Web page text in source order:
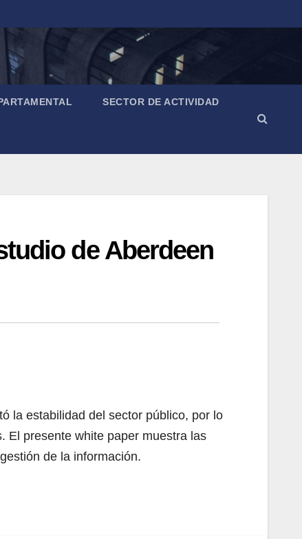
SECTOR DE ACTIVIDAD
de Aberdeen
la estabilidad del sector público, por lo
El presente white paper muestra las
de la información.